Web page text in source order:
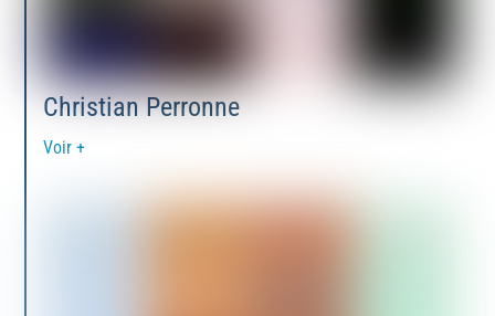
Christian Perronne
Voir +